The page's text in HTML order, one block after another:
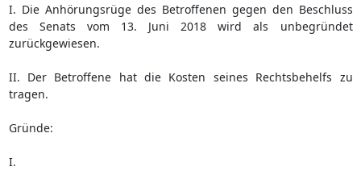
I. Die Anhörungsrüge des Betroffenen gegen den Beschluss
des Senats vom 13. Juni 2018 wird als unbegründet
zurückgewiesen.
II. Der Betroffene hat die Kosten seines Rechtsbehelfs zu
tragen.
Gründe:
I.